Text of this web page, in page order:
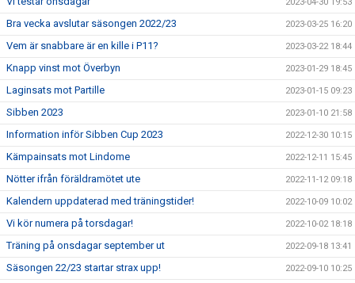
Bra vecka avslutar säsongen 2022/23 2023-03-25 16:20
Vem är snabbare är en kille i P11? 2023-03-22 18:44
Knapp vinst mot Överbyn 2023-01-29 18:45
Laginsats mot Partille 2023-01-15 09:23
Sibben 2023 2023-01-10 21:58
Information inför Sibben Cup 2023 2022-12-30 10:15
Kämpainsats mot Lindome 2022-12-11 15:45
Nötter ifrån föräldramötet ute 2022-11-12 09:18
Kalendern uppdaterad med träningstider! 2022-10-09 10:02
Vi kör numera på torsdagar! 2022-10-02 18:18
Träning på onsdagar september ut 2022-09-18 13:41
Säsongen 22/23 startar strax upp! 2022-09-10 10:25